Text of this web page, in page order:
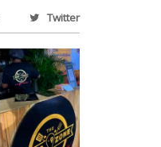
Twitter